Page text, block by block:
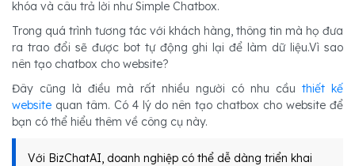
khóa và câu trả lời như Simple Chatbox.
Trong quá trình tương tác với khách hàng, thông tin mà họ đưa
ra trao đổi sẽ được bot tự động ghi lại để làm dữ liệu.Vì sao
nên tạo chatbox cho website?
Đây cũng là điều mà rất nhiều người có nhu cầu thiết kế
website quan tâm. Có 4 lý do nên tạo chatbox cho website để
bạn có thể hiểu thêm về công cụ này.
Với BizChatAI, doanh nghiệp có thể dễ dàng triển khai